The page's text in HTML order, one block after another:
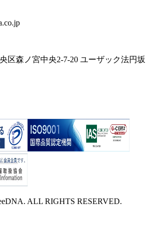
区森ノ宮中央2-7-20 ユーザック法円坂
ALL RIGHTS RESERVED.